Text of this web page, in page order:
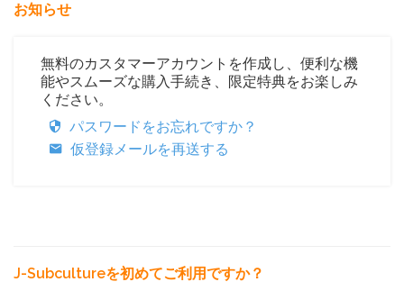
お知らせ
無料のカスタマーアカウントを作成し、便利な機
能やスムーズな購入手続き、限定特典をお楽しみ
ください。
パスワードをお忘れですか？
仮登録メールを再送する
J-Subcultureを初めてご利用ですか？